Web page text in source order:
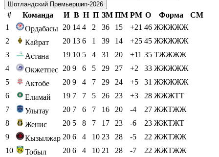
Шотландский Премьершип-2026
# Команда И В Н П ЗМ ПМ РМ О Форма
СМ
1
Ордабасы 20 14 4 2 36 15 +21 46 ЖЖЖЖЖ
2
Кайрат 20 13 6 1 39 14 +25 45 ЖЖЖЖЖ
3
Астана 19 10 5 4 31 20 +11 35 ТЖЖЖЖ
4
Окжетпес 20 9 6 5 29 27 +2 33 ЖЖЖЖЖ
5
Актобе 20 9 4 7 29 24 +5 31 ЖЖЖЖЖ
6
Елимай 19 7 7 5 26 23 +3 28 ЖЖЖТТ
7
Улытау 20 7 6 7 16 20 -4 27 ЖЖТЖЖ
8
Женис 20 5 8 7 17 23 -6 23 ЖЖТЖТ
9
Кызылжар 20 6 4 10 23 28 -5 22 ЖЖТЖЖ
10
Тобыл 20 6 4 10 21 28 -7 22 ЖЖТЖЖ